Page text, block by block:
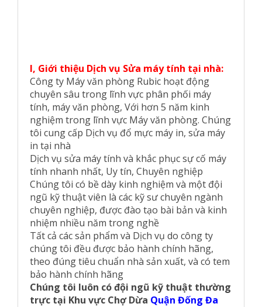
I, Giới thiệu Dịch vụ Sửa máy tính tại nhà:
Công ty Máy văn phòng Rubic hoạt động
chuyên sâu trong lĩnh vực phân phối máy
tính, máy văn phòng, Với hơn 5 năm kinh
nghiệm trong lĩnh vực Máy văn phòng. Chúng
tôi cung cấp Dịch vụ đổ mực máy in, sửa máy
in tại nhà
Dịch vụ sửa máy tính và khắc phục sự cố máy
tính nhanh nhất, Uy tín, Chuyên nghiệp
Chúng tôi có bề dày kinh nghiệm và một đội
ngũ kỹ thuật viên là các kỹ sư chuyên ngành
chuyên nghiệp, được đào tạo bài bản và kinh
nhiệm nhiều năm trong nghề
Tất cả các sản phẩm và Dịch vụ do công ty
chúng tôi đều được bảo hành chính hãng,
theo đúng tiêu chuẩn nhà sản xuất, và có tem
bảo hành chính hãng
Chúng tôi luôn có đội ngũ kỹ thuật thường
trực tại Khu vực Chợ Dừa Quận Đống Đa